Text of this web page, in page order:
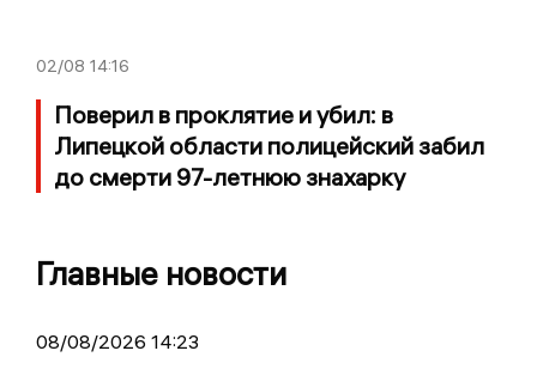
02/08 14:16
Поверил в проклятие и убил: в
Липецкой области полицейский забил
до смерти 97-летнюю знахарку
Главные новости
08/08/2026 14:23